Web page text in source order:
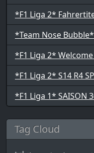
*F1 Liga 2*
*Team Nose
*F1 Liga 2*
*F1 Liga 2* S14 R4
*F1 Liga 1* SAISON
Tag Cloud